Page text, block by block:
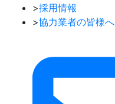
>採用情報
>協力業者の皆様へ